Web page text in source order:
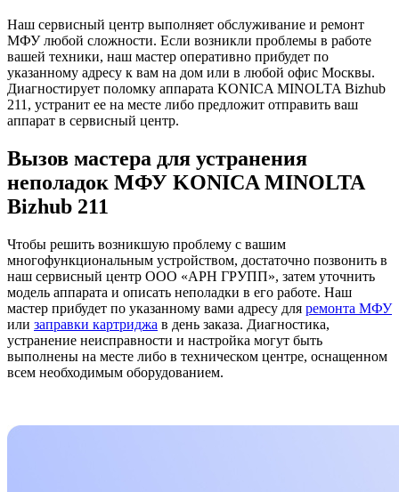
Наш сервисный центр выполняет обслуживание и ремонт
МФУ любой сложности. Если возникли проблемы в работе
вашей техники, наш мастер оперативно прибудет по
указанному адресу к вам на дом или в любой офис Москвы.
Диагностирует поломку аппарата KONICA MINOLTA Bizhub
211, устранит ее на месте либо предложит отправить ваш
аппарат в сервисный центр.
Вызов мастера для устранения
неполадок МФУ KONICA MINOLTA
Bizhub 211
Чтобы решить возникшую проблему с вашим
многофункциональным устройством, достаточно позвонить в
наш сервисный центр ООО «АРН ГРУПП», затем уточнить
модель аппарата и описать неполадки в его работе. Наш
мастер прибудет по указанному вами адресу для ремонта МФУ
или заправки картриджа в день заказа. Диагностика,
устранение неисправности и настройка могут быть
выполнены на месте либо в техническом центре, оснащенном
всем необходимым оборудованием.